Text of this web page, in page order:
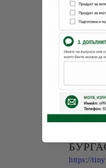
https://
https://
Искра-
https://
https://